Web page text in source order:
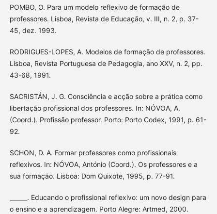
POMBO, O. Para um modelo reflexivo de formação de
professores. Lisboa, Revista de Educação, v. III, n. 2, p. 37-
45, dez. 1993.
RODRIGUES-LOPES, A. Modelos de formação de professores.
Lisboa, Revista Portuguesa de Pedagogia, ano XXV, n. 2, pp.
43-68, 1991.
SACRISTÁN, J. G. Consciência e acção sobre a prática como
libertação profissional dos professores. In: NÓVOA, A.
(Coord.). Profissão professor. Porto: Porto Codex, 1991, p. 61-
92.
SCHON, D. A. Formar professores como profissionais
reflexivos. In: NÓVOA, António (Coord.). Os professores e a
sua formação. Lisboa: Dom Quixote, 1995, p. 77-91.
______. Educando o profissional reflexivo: um novo design para
o ensino e a aprendizagem. Porto Alegre: Artmed, 2000.